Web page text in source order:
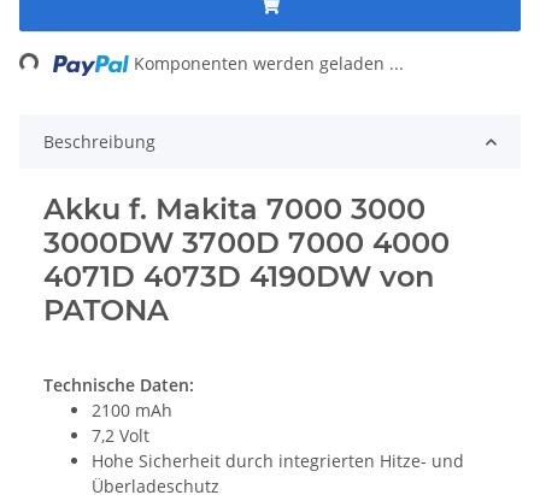
Komponenten werden geladen ...
Beschreibung
Akku f. Makita 7000 3000
3000DW 3700D 7000 4000
4071D 4073D 4190DW von
PATONA
Technische Daten:
2100 mAh
7,2 Volt
Hohe Sicherheit durch integrierten Hitze- und
Überladeschutz